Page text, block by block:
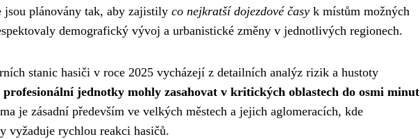
plánovány tak, aby zajistily co nejkratší dojezdové časy k místům možných
demografický vývoj a urbanistické změny v jednotlivých regionech.
stanic hasiči v roce 2025 vycházejí z detailních analýz rizik a hustoty
jednotky mohly zasahovat v kritických oblastech do osmi minut
je zásadní především ve velkých městech a jejich aglomeracích, kde
vyžaduje rychlou reakci hasičů.